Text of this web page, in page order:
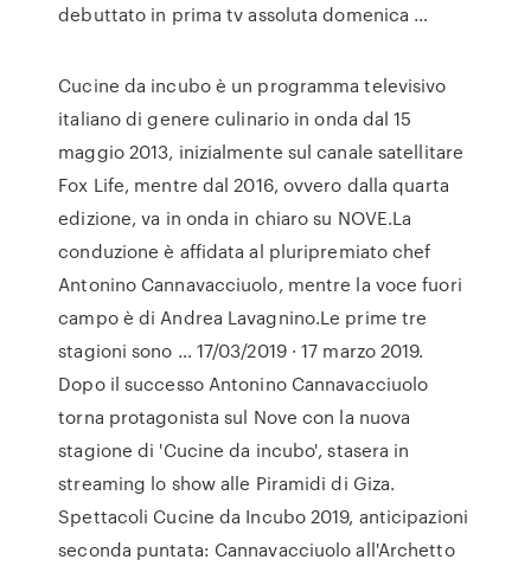
debuttato in prima tv assoluta domenica …
Cucine da incubo è un programma televisivo
italiano di genere culinario in onda dal 15
maggio 2013, inizialmente sul canale satellitare
Fox Life, mentre dal 2016, ovvero dalla quarta
edizione, va in onda in chiaro su NOVE.La
conduzione è affidata al pluripremiato chef
Antonino Cannavacciuolo, mentre la voce fuori
campo è di Andrea Lavagnino.Le prime tre
stagioni sono … 17/03/2019 · 17 marzo 2019.
Dopo il successo Antonino Cannavacciuolo
torna protagonista sul Nove con la nuova
stagione di 'Cucine da incubo', stasera in
streaming lo show alle Piramidi di Giza.
Spettacoli Cucine da Incubo 2019, anticipazioni
seconda puntata: Cannavacciuolo all'Archetto